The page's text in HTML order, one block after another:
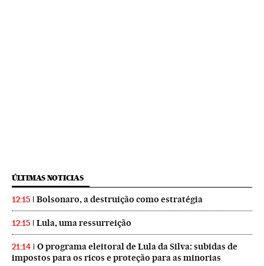
ÚLTIMAS NOTICIAS
12:15 Bolsonaro, a destruição como estratégia
12:15 Lula, uma ressurreição
21:14
O programa eleitoral de Lula da Silva: subidas de
impostos para os ricos e proteção para as minorias